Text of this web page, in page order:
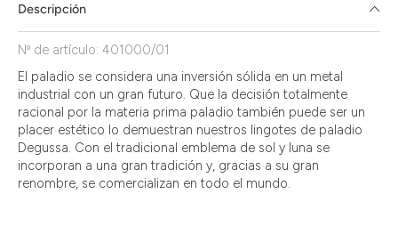
die
Zustimmung
aktivieren.
Descripción
Nº de artículo: 401000/01
El paladio se considera una inversión sólida en un metal
industrial con un gran futuro. Que la decisión totalmente
racional por la materia prima paladio también puede ser un
placer estético lo demuestran nuestros lingotes de paladio
Degussa. Con el tradicional emblema de sol y luna se
incorporan a una gran tradición y, gracias a su gran
renombre, se comercializan en todo el mundo.